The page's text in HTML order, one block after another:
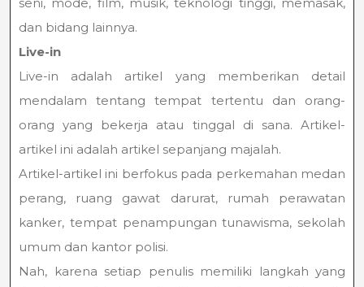
dan bidang lainnya.
Live-in
Live-in adalah artikel yang memberikan detail
mendalam tentang tempat tertentu dan orang-
orang yang bekerja atau tinggal di sana. Artikel-
artikel ini adalah artikel sepanjang majalah.
Artikel-artikel ini berfokus pada perkemahan medan
perang, ruang gawat darurat, rumah perawatan
kanker, tempat penampungan tunawisma, sekolah
umum dan kantor polisi.
Nah, karena setiap penulis memiliki langkah yang